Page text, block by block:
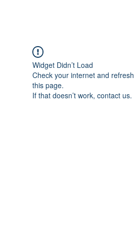
Widget Didn’t Load
Check your internet and refresh
this page.
If that doesn’t work, contact us.